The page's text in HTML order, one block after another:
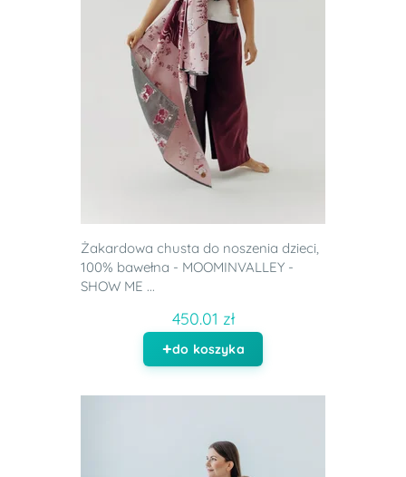
Żakardowa chusta do noszenia dzieci,
100% bawełna - MOOMINVALLEY -
SHOW ME ...
450.01 zł
do koszyka